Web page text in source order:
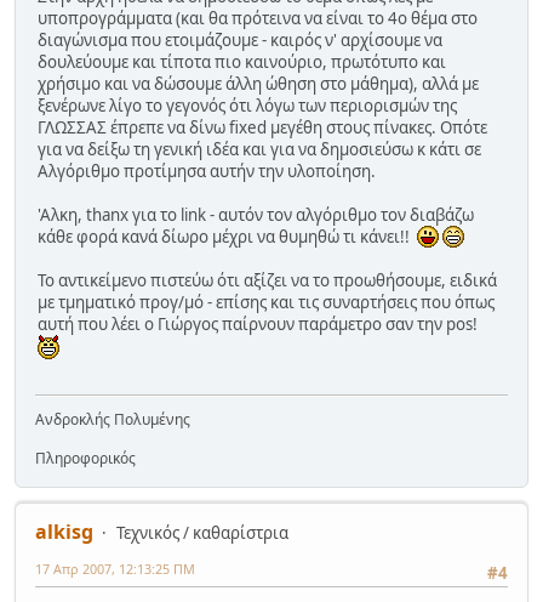
υποπρογράμματα (και θα πρότεινα να είναι το 4ο θέμα στο
διαγώνισμα που ετοιμάζουμε - καιρός ν' αρχίσουμε να
δουλεύουμε και τίποτα πιο καινούριο, πρωτότυπο και
χρήσιμο και να δώσουμε άλλη ώθηση στο μάθημα), αλλά με
ξενέρωνε λίγο το γεγονός ότι λόγω των περιορισμών της
ΓΛΩΣΣΑΣ έπρεπε να δίνω fixed μεγέθη στους πίνακες. Οπότε
για να δείξω τη γενική ιδέα και για να δημοσιεύσω κ κάτι σε
Αλγόριθμο προτίμησα αυτήν την υλοποίηση.
'Αλκη, thanx για το link - αυτόν τον αλγόριθμο τον διαβάζω
κάθε φορά κανά δίωρο μέχρι να θυμηθώ τι κάνει!!
Το αντικείμενο πιστεύω ότι αξίζει να το προωθήσουμε, ειδικά
με τμηματικό προγ/μό - επίσης και τις συναρτήσεις που όπως
αυτή που λέει ο Γιώργος παίρνουν παράμετρο σαν την pos!
Ανδροκλής Πολυμένης
Πληροφορικός
alkisg
Τεχνικός / καθαρίστρια
#4
17 Απρ 2007, 12:13:25 ΠΜ